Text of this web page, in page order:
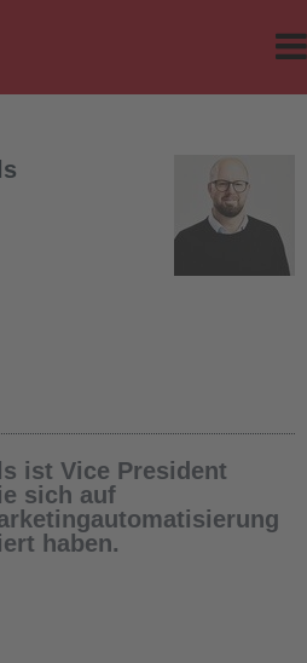
ist Vice President
sich auf
haben.